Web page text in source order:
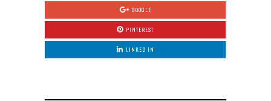
GOOGLE
PINTEREST
LINKED IN